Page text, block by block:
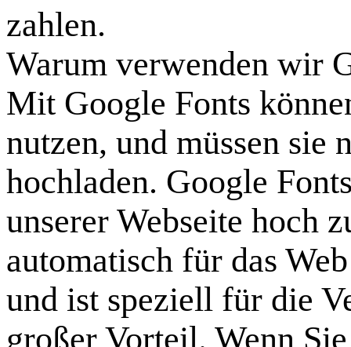
zahlen.
Warum verwenden wir
Mit Google Fonts
nutzen, und müssen sie
hochladen. Google
unserer Webseite hoch
automatisch für das
und ist speziell für die
großer Vorteil. Wenn